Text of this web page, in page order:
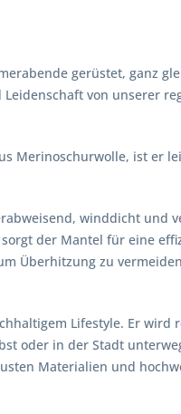
gerüstet, ganz
von unserer
Merinoschurwolle, ist er
winddicht und
der Mantel für eine
Überhitzung zu
Lifestyle. Er wird
oder in der Stadt
Materialien und